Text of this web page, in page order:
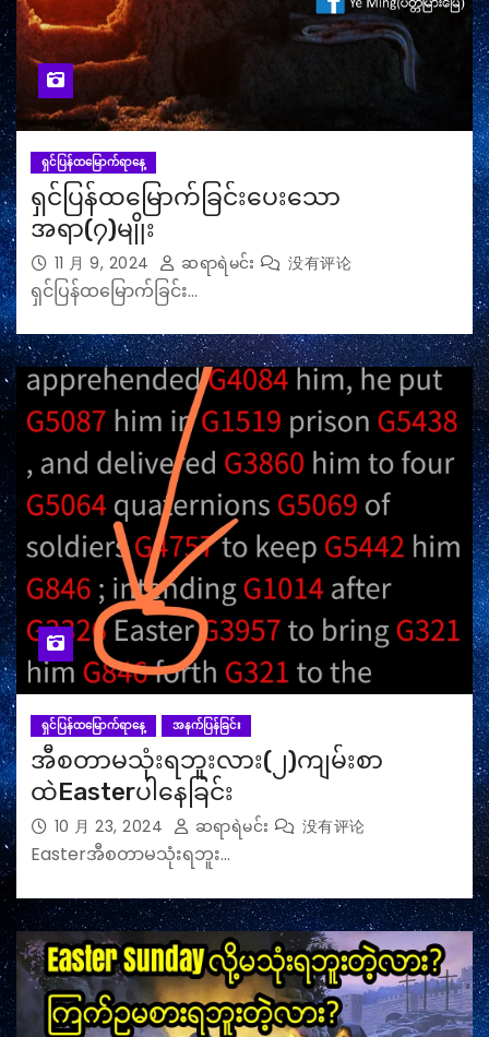
ရှင်ပြန်ထမြောက်ရာနေ့
ရှင်ပြန်ထမြောက်ခြင်းပေးသော
အရာ(၇)မျိုး
11 月 9, 2024 ဆရာရဲမင်း 没有评论
ရှင်ပြန်ထမြောက်ခြင်း…
ရှင်ပြန်ထမြောက်ရာနေ့ အနက်ပြန်ခြင်း
အီစတာမသုံးရဘူးလား(၂)ကျမ်းစာ
ထဲEasterပါနေခြင်း
10 月 23, 2024 ဆရာရဲမင်း 没有评论
Easterအီစတာမသုံးရဘူး…